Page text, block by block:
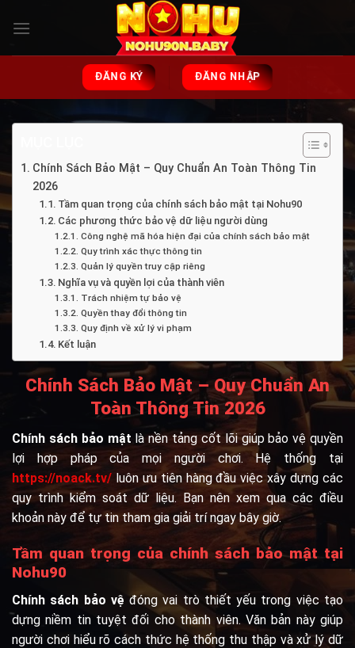
qua
ĐĂNG KÝ ĐĂNG NHẬP
Chính Sách Bảo Mật – Quy Chuẩn An Toàn Thông Tin
2026
Tầm quan trọng của chính sách bảo mật tại Nohu90
Các phương thức bảo vệ dữ liệu người dùng
Công nghệ mã hóa hiện đại của chính sách bảo mật
Quy trình xác thực thông tin
Quản lý quyền truy cập riêng
Nghĩa vụ và quyền lợi của thành viên
Trách nhiệm tự bảo vệ
Quyền thay đổi thông tin
Quy định về xử lý vi phạm
Kết luận
Chính Sách Bảo Mật – Quy Chuẩn An
Toàn Thông Tin 2026
Chính sách bảo mật là nền tảng cốt lõi giúp bảo vệ quyền
lợi hợp pháp của mọi người chơi. Hệ thống tại
https://noack.tv/ luôn ưu tiên hàng đầu việc xây dựng các
quy trình kiểm soát dữ liệu. Bạn nên xem qua các điều
khoản này để tự tin tham gia giải trí ngay bây giờ.
Tầm quan trọng của chính sách bảo mật tại
Nohu90
Chính sách bảo vệ đóng vai trò thiết yếu trong việc tạo
dựng niềm tin tuyệt đối cho thành viên. Văn bản này giúp
người chơi hiểu rõ cách thức hệ thống thu thập và xử lý dữ